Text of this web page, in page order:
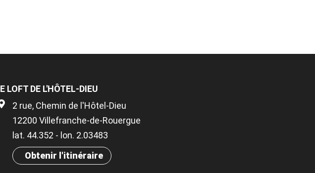
LOFT DE L'HÔTEL-DIEU
2 rue, Chemin de l'Hôtel-Dieu
12200 Villefranche-de-Rouergue
lat. 44.352 - lon. 2.03483
Obtenir l'itinéraire